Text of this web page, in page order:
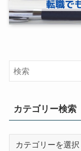
カテゴリー検索